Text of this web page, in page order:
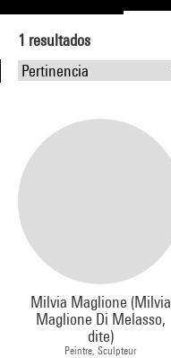
1 resultados
Milvia Maglione (Milvia
Maglione Di Melasso,
dite)
Peintre, Sculpteur